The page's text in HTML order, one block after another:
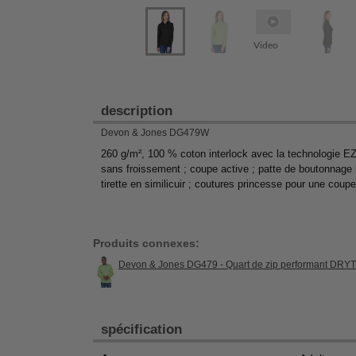
Video
description
Devon & Jones DG479W
260 g/m², 100 % coton interlock avec la technologie
sans froissement ; coupe active ; patte de
tirette en similicuir ; coutures princesse pour une
Produits connexes:
Devon & Jones DG479 - Quart de zip performant
spécification